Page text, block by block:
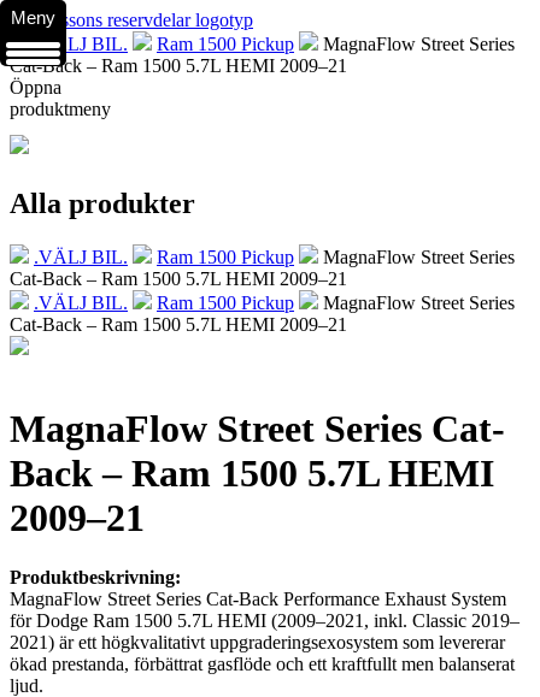
.VÄLJ BIL. Ram 1500 Pickup
MagnaFlow Street Series
Cat-Back – Ram 1500 5.7L HEMI 2009–21
Öppna
produktmeny
Alla produkter
.VÄLJ BIL. Ram 1500 Pickup
MagnaFlow Street Series
Cat-Back – Ram 1500 5.7L HEMI 2009–21
.VÄLJ BIL.
Ram 1500 Pickup
MagnaFlow Street Series
Cat-Back – Ram 1500 5.7L HEMI 2009–21
MagnaFlow Street Series Cat-
Back – Ram 1500 5.7L HEMI
2009–21
Produktbeskrivning:
MagnaFlow Street Series Cat-Back Performance Exhaust System
för Dodge Ram 1500 5.7L HEMI (2009–2021, inkl. Classic 2019–
2021) är ett högkvalitativt uppgraderingsexosystem som levererar
ökad prestanda, förbättrat gasflöde och ett kraftfullt men balanserat
ljud.
Meny